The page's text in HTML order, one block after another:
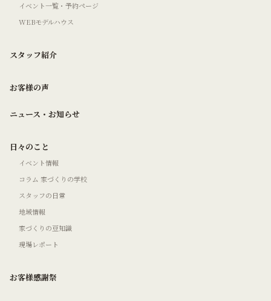
イベント一覧・予約ページ
WEBモデルハウス
スタッフ紹介
お客様の声
ニュース・お知らせ
日々のこと
イベント情報
コラム 家づくりの学校
スタッフの日常
地域情報
家づくりの豆知識
現場レポート
お客様感謝祭